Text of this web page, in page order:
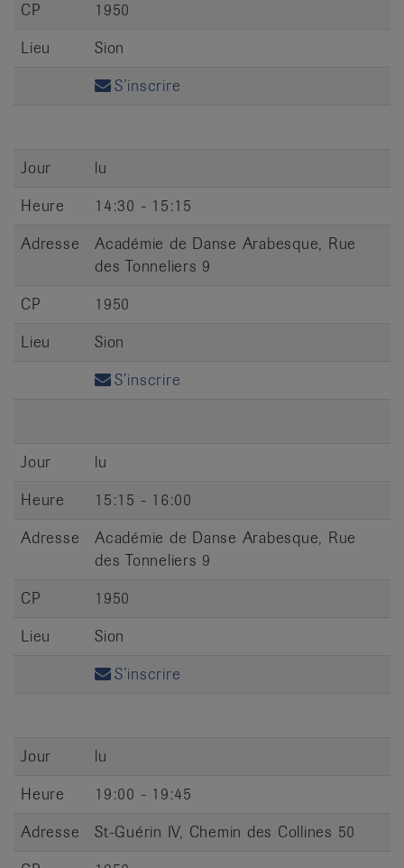
CP
1950
Lieu
Sion
S’inscrire
Jour
lu
Heure
14:30 - 15:15
Adresse
Académie de Danse Arabesque, Rue
des Tonneliers 9
CP
1950
Lieu
Sion
S’inscrire
Jour
lu
Heure
15:15 - 16:00
Adresse
Académie de Danse Arabesque, Rue
des Tonneliers 9
CP
1950
Lieu
Sion
S’inscrire
Jour
lu
Heure
19:00 - 19:45
Adresse
St-Guérin IV, Chemin des Collines 50